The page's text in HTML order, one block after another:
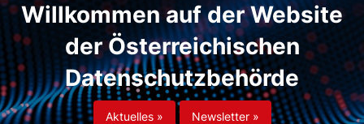
Willkommen auf der Website
der Österreichischen
Datenschutzbehörde
Aktuelles » Newsletter »